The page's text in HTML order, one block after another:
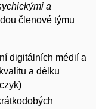
a
členové týmu
digitálních médií a
a délku